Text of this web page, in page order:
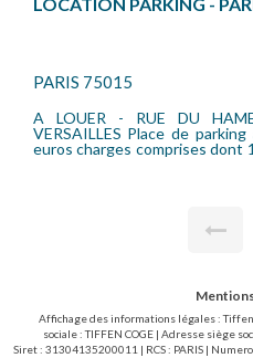
PARIS 75015
A LOUER - RUE DU
VERSAILLES Place de parking au 2ème sous-sol. Loyer 110
euros charges comprises dont
Affichage des informations légales :
sociale : TIFFEN COGE | Adresse siège
Siret : 31304135200011 | RCS : PARIS |